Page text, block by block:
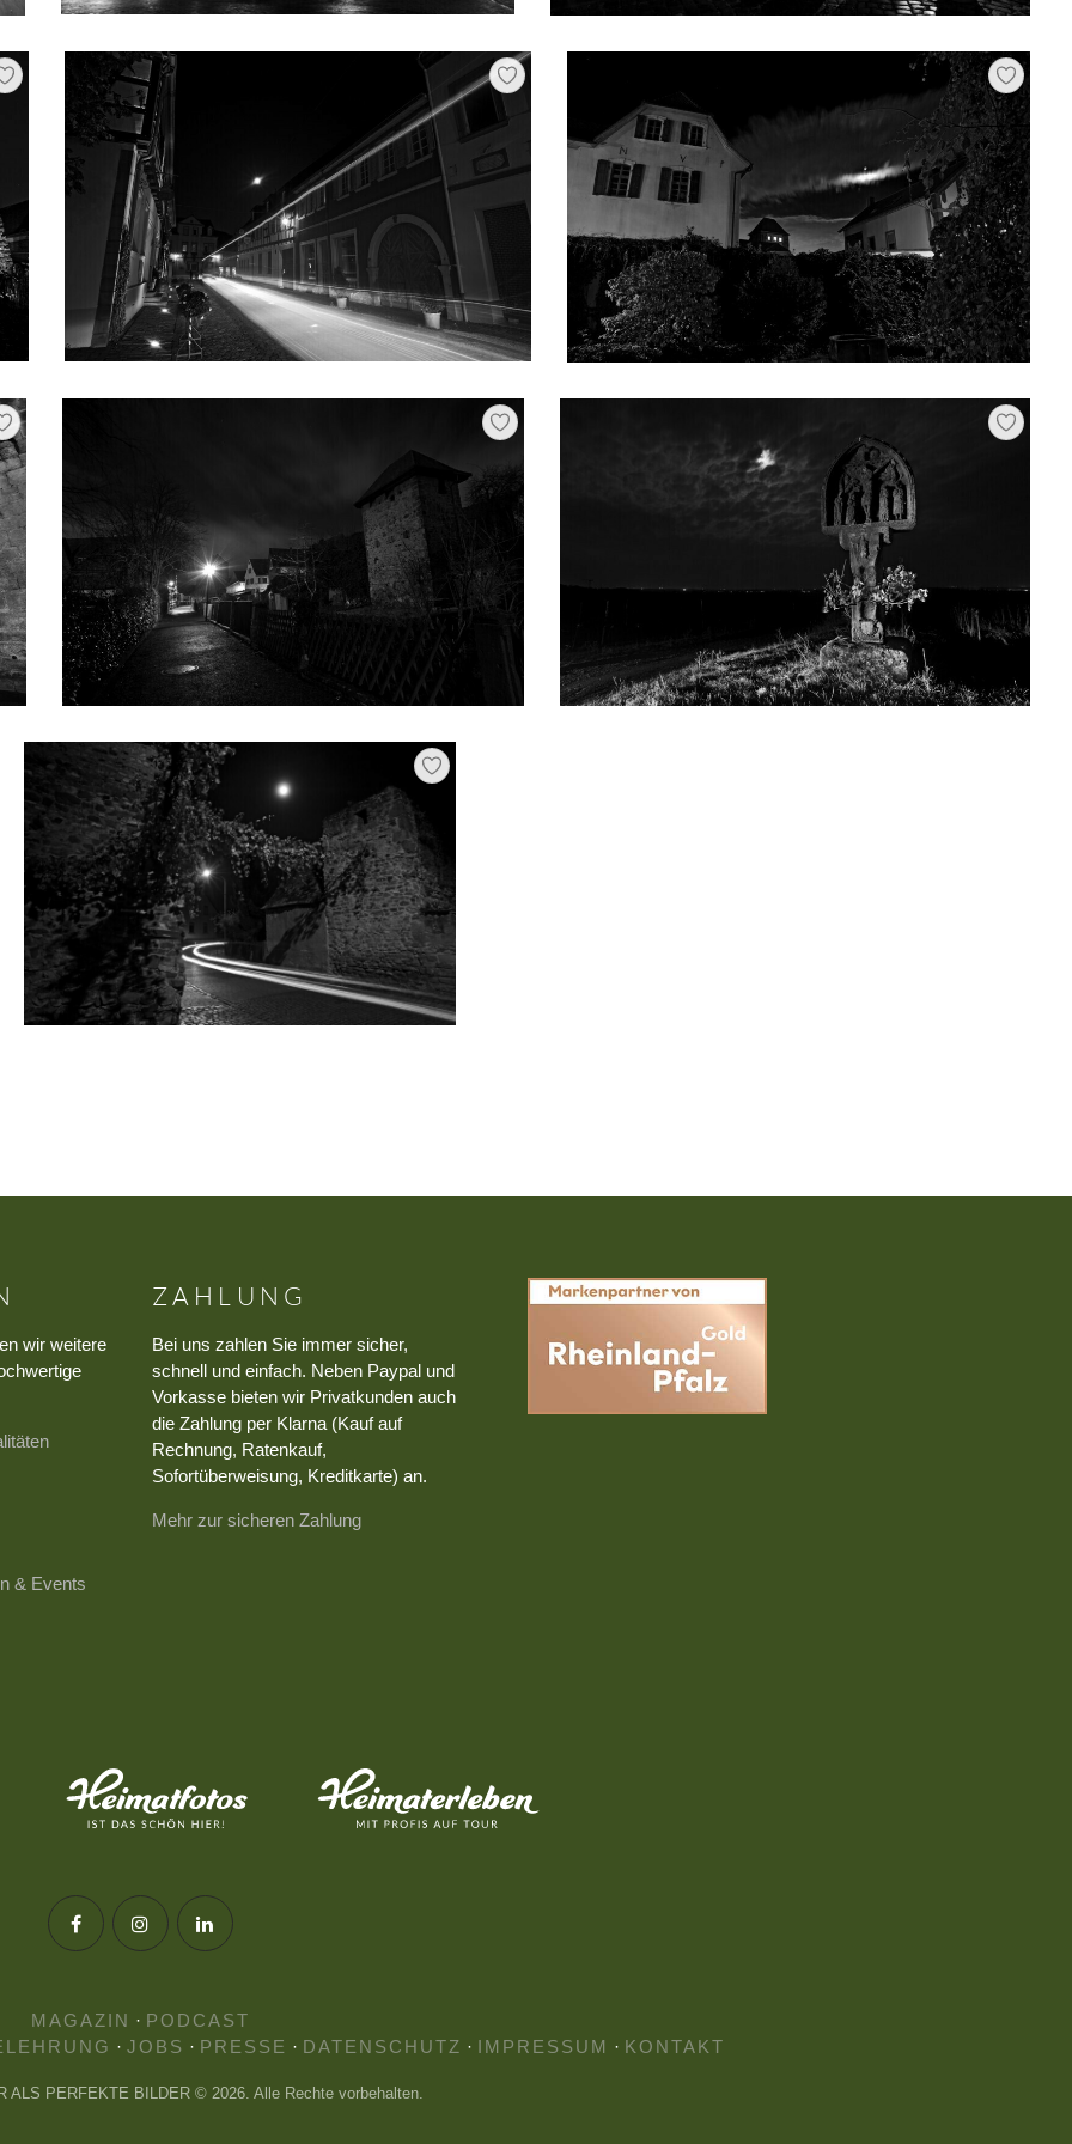
wir weitere
& Events
ZAHLUNG
Bei uns zahlen Sie immer sicher,
schnell und einfach. Neben Paypal und
Vorkasse bieten wir Privatkunden auch
die Zahlung per Klarna (Kauf auf
Rechnung, Ratenkauf,
Sofortüberweisung, Kreditkarte) an.
Mehr zur sicheren Zahlung
MAGAZIN · PODCAST
· JOBS · PRESSE · DATENSCHUTZ · IMPRESSUM · KONTAKT
ALS PERFEKTE BILDER © 2026. Alle Rechte vorbehalten.